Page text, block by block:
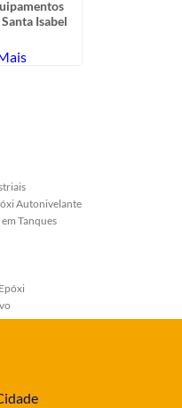
Isabel
Autonivelante
Tanques